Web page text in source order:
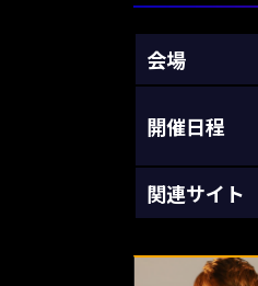
会場
開催日程
関連サイト